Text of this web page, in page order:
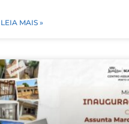
LEIA MAIS »